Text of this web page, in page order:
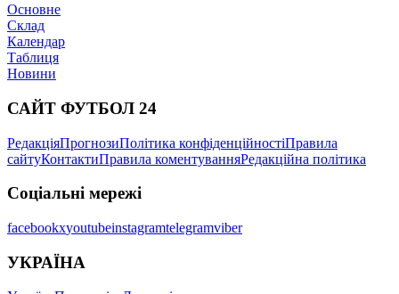
Основне
Склад
Календар
Таблиця
Новини
САЙТ ФУТБОЛ 24
РедакціяПрогнозиПолітика конфіденційностіПравила
сайтуКонтактиПравила коментуванняРедакційна політика
Соціальні мережі
facebookxyoutubeinstagramtelegramviber
УКРАЇНА